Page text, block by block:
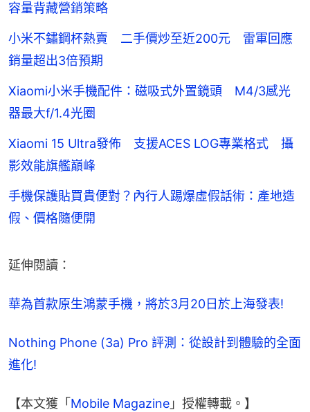
容量背藏營銷策略
小米不鏽鋼杯熱賣 二手價炒至近200元 雷軍回應
銷量超出3倍預期
Xiaomi小米手機配件：磁吸式外置鏡頭 M4/3感光
器最大f/1.4光圈
Xiaomi 15 Ultra發佈 支援ACES LOG專業格式 攝
影效能旗艦巔峰
手機保護貼買貴便對？內行人踢爆虛假話術：產地造
假、價格隨便開
延伸閱讀：
華為首款原生鴻蒙手機，將於3月20日於上海發表!
Nothing Phone (3a) Pro 評測：從設計到體驗的全面
進化!
【本文獲「 Mobile Magazine 」授權轉載。】